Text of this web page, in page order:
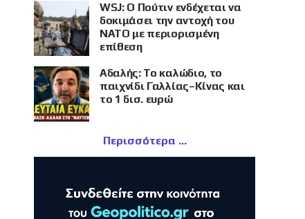
WSJ: Ο Πούτιν ενδέχεται να
δοκιμάσει την αντοχή του
ΝΑΤΟ με περιορισμένη
επίθεση
Αδαλής: Το καλώδιο, το
παιχνίδι Γαλλίας–Κίνας και
το 1 δισ. ευρώ
Περισσότερα